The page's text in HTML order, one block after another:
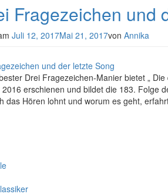
Fragezeichen und
Juli 12, 2017Mai 21, 2017von Annika
Drei Fragezeichen-Manier bietet „
erschienen und bildet die 183. Folge
das Hören lohnt und worum es geht,